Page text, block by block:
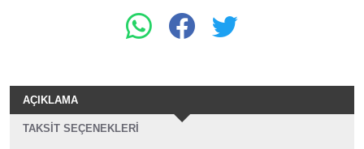
AÇIKLAMA
TAKSIT SEÇENEKLERI